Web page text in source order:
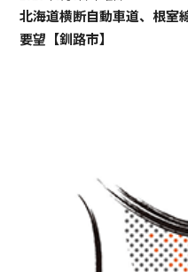
北海道横断自動車道、根
要望【釧路市】